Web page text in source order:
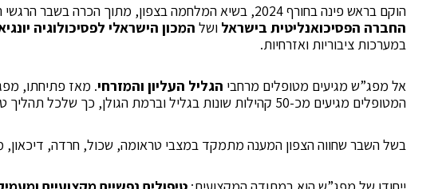
הוקם בראש פינה בחורף 2024, בשיא המלחמה בצפון, מתוך הכרה בשבר הרגשי העמוק שפקד את תושבי האזור ובמיעוט המענים הקיימים בגליל. המרכז הינו שותפות של
החברה הפסיכואנליטית בישראל ושל המכון הישראלי לפסיכולוגיה
במערכות ציבוריות ואזרחיות.
אל מפג”ש מגיעים מטופלים מרחבי הגליל העליון והמזרחי. מאז פתיחתו,
המטופלים מגיעים מכ-50 קהילות שונות בגליל וברמת הגולן, כך שלכל תהליך טיפולי יש השפעה רחבה על משפחות שלמות ועל הקהילות שבתוכן הן חיות .
בשל השבר שחווה הצפון המענה מתמקד במצבי טראומה, שכול, חרדה, דיכאון,